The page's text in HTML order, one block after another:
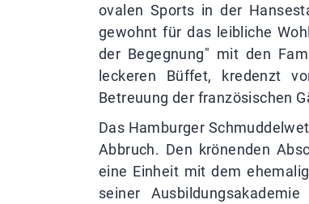
ovalen Sports in der
gewohnt für das leibliche
der Begegnung" mit den
leckeren Büffet, kredenzt
Betreuung der französischen
Das Hamburger
Abbruch. Den krönenden
eine Einheit mit dem
seiner Ausbildungsakademie